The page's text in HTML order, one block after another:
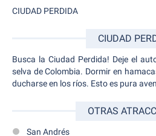
CIUDAD PERDIDA
CIUDAD
Busca la Ciudad Perdida! Deje el
selva de Colombia. Dormir en
ducharse en los ríos. Esto es pura
OTRAS
San Andrés